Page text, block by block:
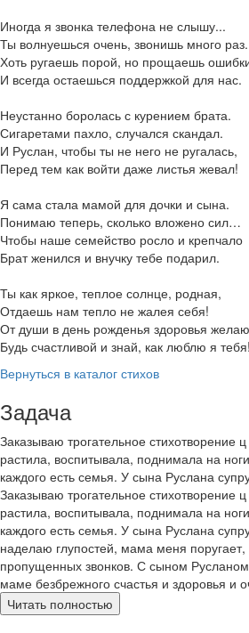
Иногда я звонка телефона не слышу...
Ты волнуешься очень, звонишь много раз.
Хоть ругаешь порой, но прощаешь
И всегда остаешься поддержкой для нас.
Неустанно боролась с курением брата.
Сигаретами пахло, случался скандал.
И Руслан, чтобы ты не него не ругалась,
Перед тем как войти даже листья жевал!
Я сама стала мамой для дочки и сына.
Понимаю теперь, сколько вложено сил…
Чтобы наше семейство росло и крепчало
Брат женился и внучку тебе подарил.
Ты как яркое, теплое солнце, родная,
Отдаешь нам тепло не жалея себя!
От души в день рожденья здоровья
Будь счастливой и знай, как люблю я тебя!
Вернуться в каталог стихов
Задача
Заказываю трогательное
растила, воспитывала, поднимала на
каждого есть семья. У сына Руслана
Заказываю трогательное
растила, воспитывала, поднимала на
каждого есть семья. У сына Руслана
наделаю глупостей, мама меня
пропущенных звонков. С сыном Русланом
маме безбрежного счастья и здоровья и
Читать полностью